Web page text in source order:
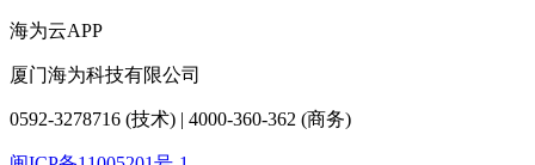
海为云APP
厦门海为科技有限公司
0592-3278716 (技术) | 4000-360-362 (商务)